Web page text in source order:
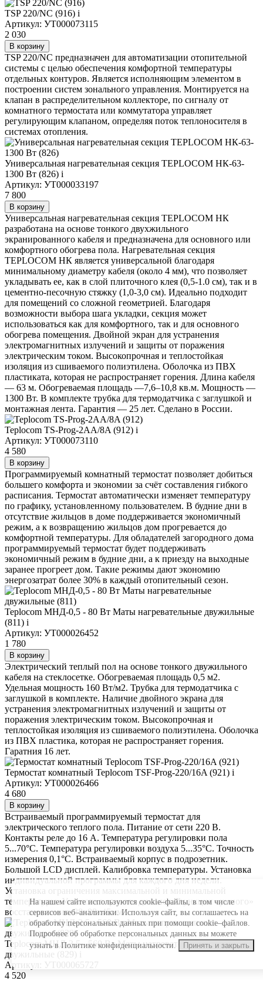
На нашем сайте используются cookie–файлы, в том числе
сервисов веб–аналитики. Используя сайт, вы соглашаетесь на
обработку персональных данных при помощи cookie–файлов.
Подробнее об обработке персональных данных вы можете
узнать в Политике конфиденциальности.
Принять и закрыть
TSP 220/NC (916) i
Артикул: УТ000073115
2 030
В корзину
TSP 220/NC предназначен для автоматизации отопительной
системы с целью обеспечения комфортной температуры
отдельных контуров. Является исполняющим элементом в
построении систем зонального управления. Монтируется на
клапан в распределительном коллекторе, по сигналу от
комнатного термостата или коммутатора управляет
регулирующим клапаном, определяя поток теплоносителя в
системах отопления.
Универсальная нагревательная секция TEPLOCOM НК-63-
1300 Вт (826) i
Артикул: УТ000033197
7 800
В корзину
Универсальная нагревательная секция TEPLOCOM НК
разработана на основе тонкого двухжильного
экранированного кабеля и предназначена для основного или
комфортного обогрева пола. Нагревательная секция
TEPLOCOM НК является универсальной благодаря
минимальному диаметру кабеля (около 4 мм), что позволяет
укладывать ее, как в слой плиточного клея (0,5-1.0 см), так и в
цементно-песочную стяжку (1,0-3,0 см). Идеально подходит
для помещений со сложной геометрией. Благодаря
возможности выбора шага укладки, секция может
использоваться как для комфортного, так и для основного
обогрева помещения. Двойной экран для устранения
электромагнитных излучений и защиты от поражения
электрическим током. Высокопрочная и теплостойкая
изоляция из сшиваемого полиэтилена. Оболочка из ПВХ
пластиката, которая не распространяет горения. Длина кабеля
— 63 м. Обогреваемая площадь —7,6–10,8 кв.м. Мощность —
1300 Вт. В комплекте трубка для термодатчика с заглушкой и
монтажная лента. Гарантия — 25 лет. Сделано в России.
Teplocom TS-Prog-2AA/8A (912) i
Артикул: УТ000073110
4 580
В корзину
Программируемый комнатный термостат позволяет добиться
большего комфорта и экономии за счёт составления гибкого
расписания. Термостат автоматически изменяет температуру
по графику, установленному пользователем. В будние дни в
отсутствие жильцов в доме поддерживается экономичный
режим, а к возвращению жильцов дом прогревается до
комфортной температуры. Для обладателей загородного дома
программируемый термостат будет поддерживать
экономичный режим в будние дни, а к приезду на выходные
заранее прогреет дом. Такие режимы дают экономию
энергозатрат более 30% в каждый отопительный сезон.
Teplocom МНД-0,5 - 80 Вт Маты нагревательные двужильные
(811) i
Артикул: УТ000026452
1 780
В корзину
Электрический теплый пол на основе тонкого двужильного
кабеля на стеклосетке. Обогреваемая площадь 0,5 м2.
Удельная мощность 160 Вт/м2. Трубка для термодатчика с
заглушкой в комплекте. Наличие двойного экрана для
устранения электромагнитных излучений и защиты от
поражения электрическим током. Высокопрочная и
теплостойкая изоляция из сшиваемого полиэтилена. Оболочка
из ПВХ пластика, которая не распространяет горения.
Гаратния 16 лет.
Термостат комнатный Teplocom TSF-Prog-220/16A (921) i
Артикул: УТ000026466
4 680
В корзину
Встраиваемый программируемый термостат для
электрического теплого пола. Питание от сети 220 В.
Контакты реле до 16 А. Температура регулировки пола
5...70°С. Температура регулировки воздуха 5...35°С. Точность
измерения 0,1°С. Встраиваемый корпус в подрозетник.
Большой LCD дисплей. Калибровка температуры. Установка
индивидуальной программы для каждого дня недели.
Установка ограничения максимальной и минимальной
температуры. Установка яркости дисплея. Функция «умного»
восстановления. 88х88х45мм
Teplocom МНД-3,5 - 560 Вт Маты нагревательные
двужильные (829) i
Артикул: УТ000065727
4 520